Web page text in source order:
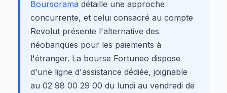
Boursorama détaille une approche
concurrente, et celui consacré au compte
Revolut présente l'alternative des
néobanques pour les paiements à
l'étranger. La bourse Fortuneo dispose
d'une ligne d'assistance dédiée, joignable
au 02 98 00 29 00 du lundi au vendredi de